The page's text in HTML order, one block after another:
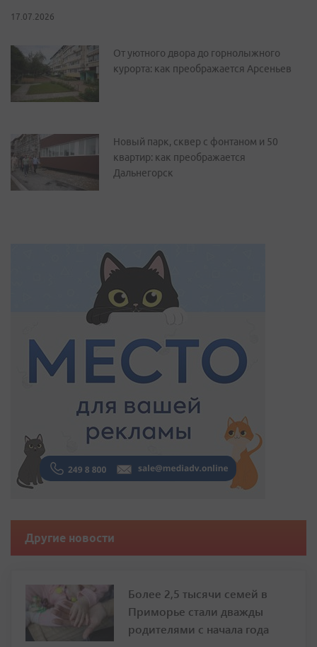
17.07.2026
От уютного двора до горнолыжного
курорта: как преображается Арсеньев
Новый парк, сквер с фонтаном и 50
квартир: как преображается
Дальнегорск
Другие новости
Более 2,5 тысячи семей в
Приморье стали дважды
родителями с начала года